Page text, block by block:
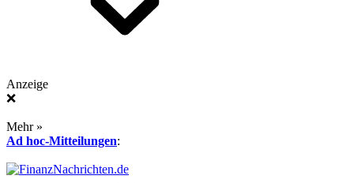
Anzeige
❌
Mehr »
Ad hoc-Mitteilungen: